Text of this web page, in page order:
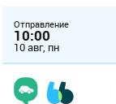
Отправление
10:00
10 авг, пн